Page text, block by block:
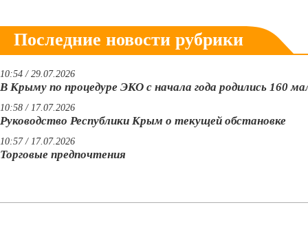
Последние новости рубрики
10:54 / 29.07.2026
В Крыму по процедуре ЭКО с начала года родились 160
10:58 / 17.07.2026
Руководство Республики Крым о текущей обстановке
10:57 / 17.07.2026
Торговые предпочтения